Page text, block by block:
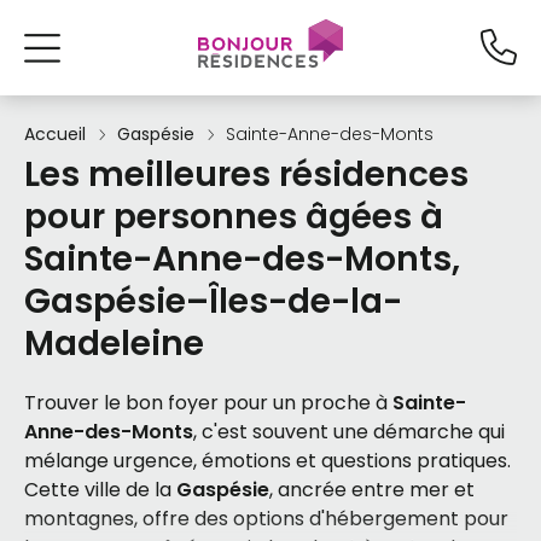
Accueil Gaspésie Sainte-Anne-des-Monts
Les meilleures résidences
pour personnes âgées à
Sainte-Anne-des-Monts,
Gaspésie–Îles-de-la-
Madeleine
Trouver le bon foyer pour un proche à Sainte-
Anne-des-Monts, c'est souvent une démarche qui
mélange urgence, émotions et questions pratiques.
Cette ville de la Gaspésie, ancrée entre mer et
montagnes, offre des options d'hébergement pour